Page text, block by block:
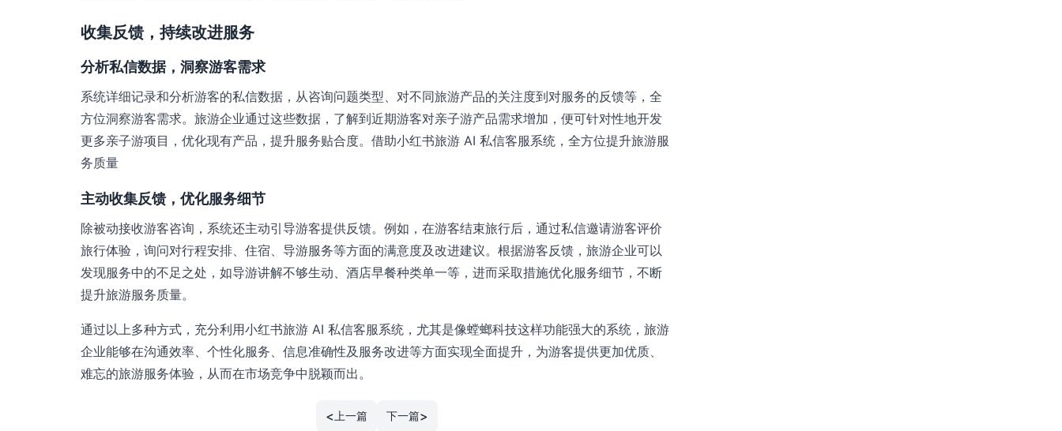
收集反馈，持续改进服务
分析私信数据，洞察游客需求
系统详细记录和分析游客的私信数据，从咨询问题类型、对不同旅游产品的关注度到对服务的反馈等，全
方位洞察游客需求。旅游企业通过这些数据，了解到近期游客对亲子游产品需求增加，便可针对性地开发
更多亲子游项目，优化现有产品，提升服务贴合度。借助小红书旅游 AI 私信客服系统，全方位提升旅游服
务质量
主动收集反馈，优化服务细节
除被动接收游客咨询，系统还主动引导游客提供反馈。例如，在游客结束旅行后，通过私信邀请游客评价
旅行体验，询问对行程安排、住宿、导游服务等方面的满意度及改进建议。根据游客反馈，旅游企业可以
发现服务中的不足之处，如导游讲解不够生动、酒店早餐种类单一等，进而采取措施优化服务细节，不断
提升旅游服务质量。
通过以上多种方式，充分利用小红书旅游 AI 私信客服系统，尤其是像螳螂科技这样功能强大的系统，旅游
企业能够在沟通效率、个性化服务、信息准确性及服务改进等方面实现全面提升，为游客提供更加优质、
难忘的旅游服务体验，从而在市场竞争中脱颖而出。
<上一篇 下一篇>